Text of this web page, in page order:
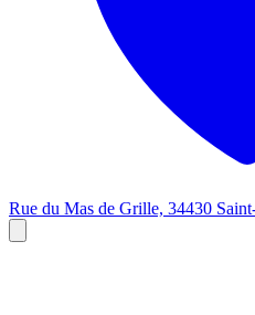
Rue du Mas de Grille, 34430